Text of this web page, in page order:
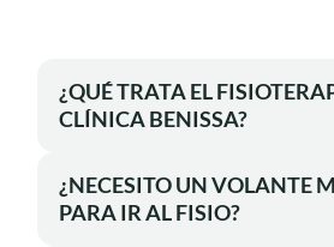
¿QUÉ TRATA EL
CLÍNICA BENISSA?
Tratamos dolor de espalda,
lumbares, contracturas,
¿NECESITO UN VOLANTE
PARA IR AL FISIO?